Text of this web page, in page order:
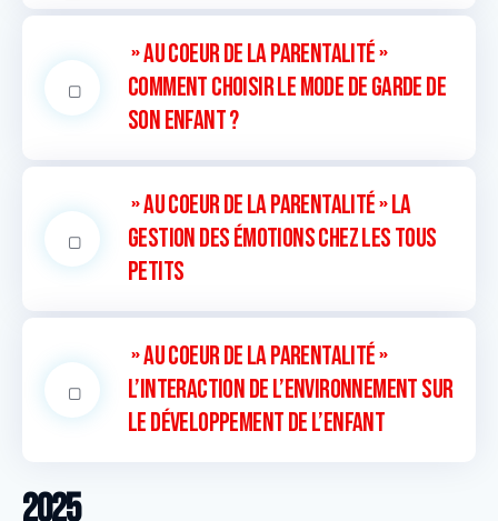
» Au coeur de la parentalité »
Comment choisir le mode de garde de
son enfant ?
» Au coeur de la parentalité » La
gestion des émotions chez les tous
petits
» Au coeur de la parentalité »
L’interaction de l’environnement sur
le développement de l’enfant
2025